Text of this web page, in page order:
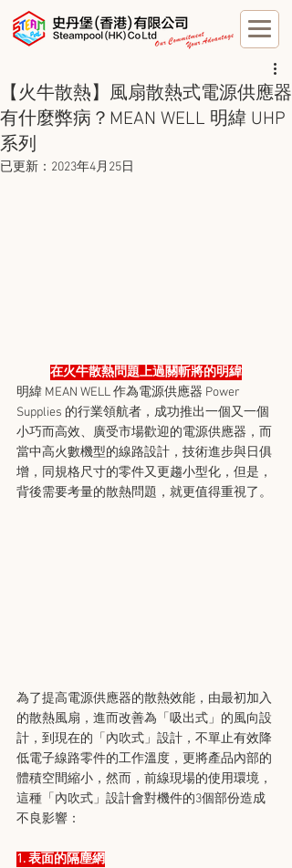
【火牛散熱】風扇散熱式電源供應器
有什麼弊病？MEAN WELL 明緯 UHP
系列
已更新： 2023年4月25日
在火牛散熱問題上過關斬將的明緯
明緯 MEAN WELL 作為電源供應器 Power
Supplies 的行業領航者，成功推出一個又一個
小巧而高效、廣受市場歡迎的電源供應器，而
當中高火數機型的線路設計，技術進步與日俱
增，同規格尺寸的零件又更趨小型化，但是，
背後需要考量的散熱問題，就更值得重視了。
為了提高電源供應器的散熱效能，由最初加入
的散熱風扇，進而改善為「吸出式」的風向設
計，到現在的「內吹式」設計，不單止有效降
低電子線路零件的工作溫度，更將產品內部的
體積空間縮小，然而，前線現場的使用環境，
這種「內吹式」設計會對機件的3個部份造成
不良影響：
1. 表面的隔塵網